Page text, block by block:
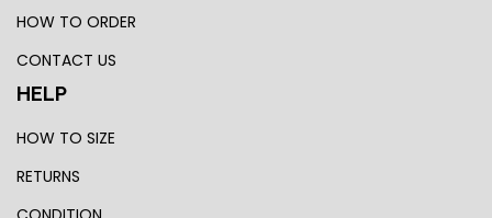
HOW TO ORDER
CONTACT US
HELP
HOW TO SIZE
RETURNS